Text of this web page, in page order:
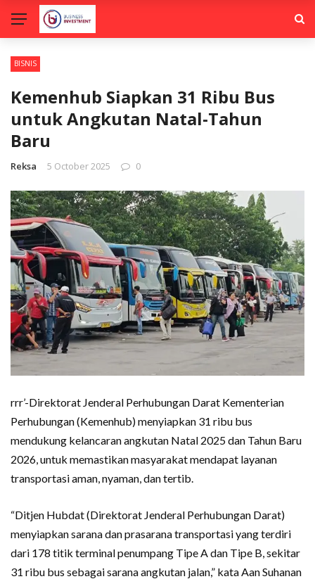
BISNIS
Kemenhub Siapkan 31 Ribu Bus
untuk Angkutan Natal-Tahun
Baru
Reksa 5 October 2025 0
rrr’-Direktorat Jenderal Perhubungan Darat Kementerian
Perhubungan (Kemenhub) menyiapkan 31 ribu bus
mendukung kelancaran angkutan Natal 2025 dan Tahun Baru
2026, untuk memastikan masyarakat mendapat layanan
transportasi aman, nyaman, dan tertib.
“Ditjen Hubdat (Direktorat Jenderal Perhubungan Darat)
menyiapkan sarana dan prasarana transportasi yang terdiri
dari 178 titik terminal penumpang Tipe A dan Tipe B, sekitar
31 ribu bus sebagai sarana angkutan jalan,” kata Aan Suhanan